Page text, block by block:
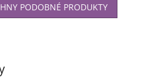
PODOBNÉ PRODUKTY